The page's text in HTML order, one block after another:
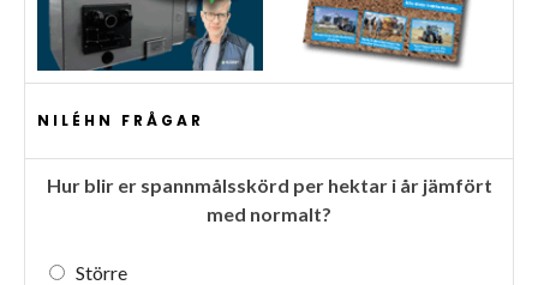
NILÉHN FRÅGAR
Hur blir er spannmålsskörd per hektar i år jämfört
med normalt?
Större